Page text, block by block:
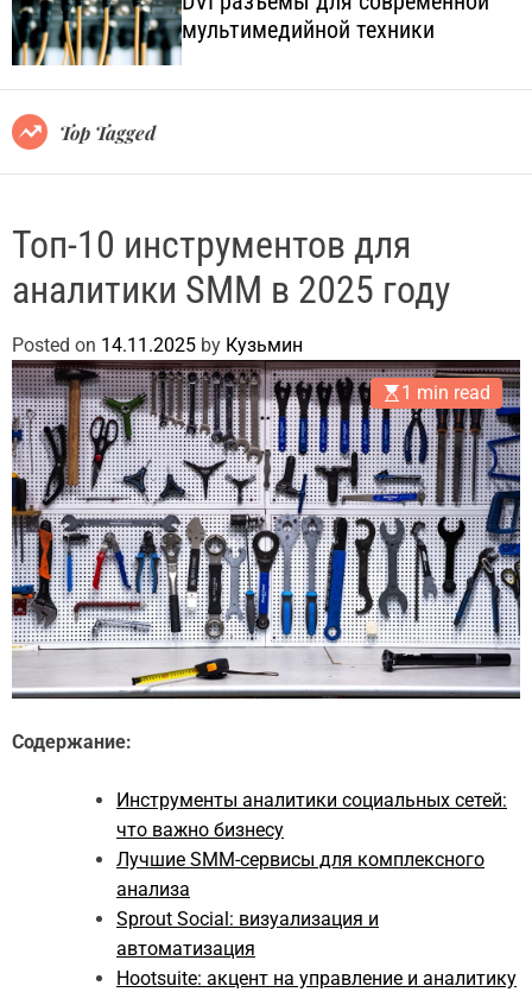
l
.
c
o
m
o
l
e
мультимедийной техники
Top Tagged
Топ-10 инструментов для
аналитики SMM в 2025 году
Posted on 14.11.2025 by Кузьмин
1 min read
Содержание:
Инструменты аналитики социальных сетей:
что важно бизнесу
Лучшие SMM-сервисы для комплексного
анализа
Sprout Social: визуализация и
автоматизация
Hootsuite: акцент на управление и аналитику